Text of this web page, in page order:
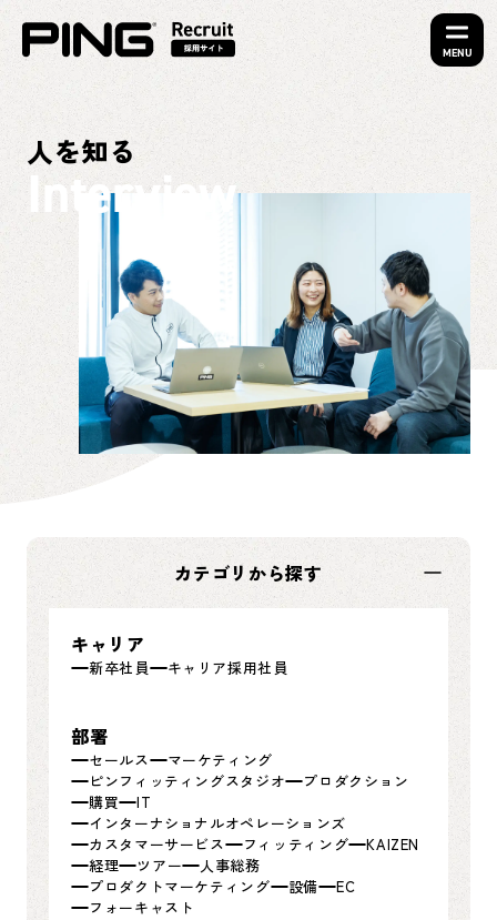
MENU
人を知る
Interview
カテゴリから探す
キャリア
新卒社員 キャリア採用社員
部署
セールス
マーケティング
ピンフィッティングスタジオ
プロダクション
購買
IT
インターナショナルオペレーションズ
カスタマーサービス
フィッティング
KAIZEN
経理
ツアー
人事総務
プロダクトマーケティング
設備
EC
フォーキャスト